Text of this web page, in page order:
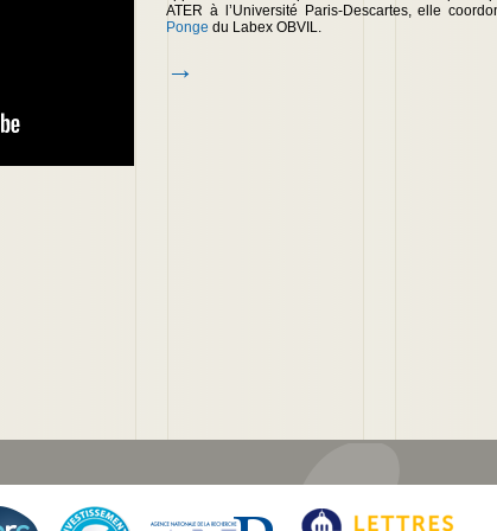
ATER à l’Université Paris-Descartes, elle
Ponge du Labex OBVIL.
→